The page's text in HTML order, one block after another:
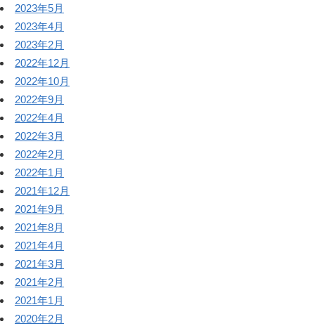
2023年5月
2023年4月
2023年2月
2022年12月
2022年10月
2022年9月
2022年4月
2022年3月
2022年2月
2022年1月
2021年12月
2021年9月
2021年8月
2021年4月
2021年3月
2021年2月
2021年1月
2020年2月